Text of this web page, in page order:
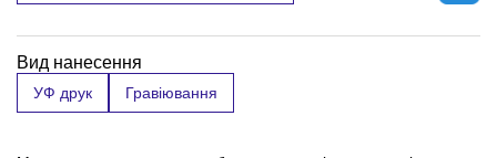
Вид нанесення
УФ друк Гравіювання